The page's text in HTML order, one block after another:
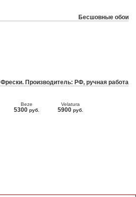
Бесшовные обои
Фрески. Производитель: РФ, ручная работа
Beze
5300 руб.
Velatura
5900 руб.